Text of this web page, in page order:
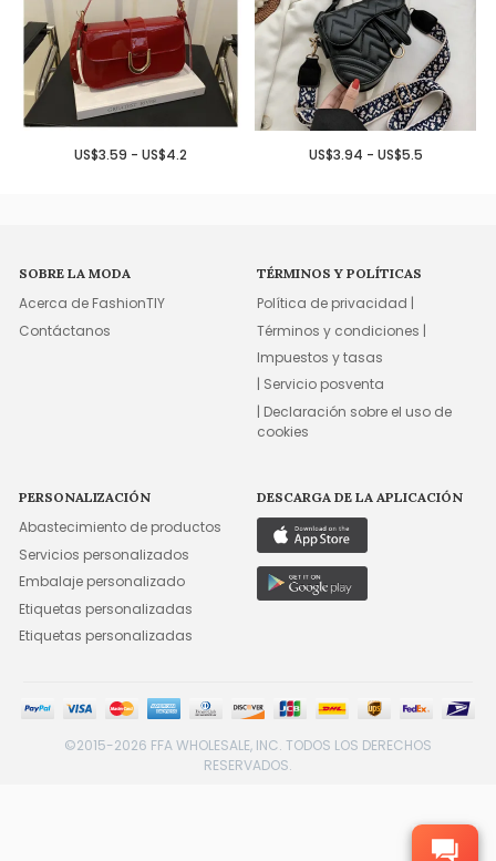
US$3.59 - US$4.2 US$3.94 - US$5.5
SOBRE LA MODA
Acerca de FashionTIY
Contáctanos
TÉRMINOS Y POLÍTICAS
Política de privacidad |
Términos y condiciones |
Impuestos y tasas
| Servicio posventa
| Declaración sobre el uso de
cookies
PERSONALIZACIÓN
Abastecimiento de productos
Servicios personalizados
Embalaje personalizado
Etiquetas personalizadas
Etiquetas personalizadas
DESCARGA DE LA APLICACIÓN
©2015-2026 FFA WHOLESALE, INC. TODOS LOS DERECHOS
RESERVADOS.